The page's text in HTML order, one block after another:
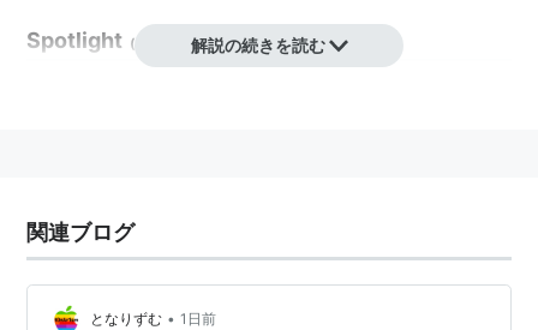
Spotlight ( コンピュータ) 【すぽっとらいと】
ールやカレンダー内の予定などまで検索対象になる。
検索結果を仮想的なフォルダ(スマートフォルダ)として
保存することも可能。
解説の続きを読む
関連ブログ
となりずむ • 1日前